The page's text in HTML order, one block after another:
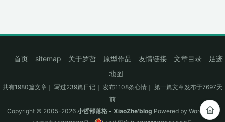
首页 sitemap 关于罗哲 原型作品 友情链接 文章目录
足迹
地图
共有1980篇文章｜ 写过239篇日记｜ 发布1108条心情｜ 第一篇文章发布于7697天
前
Copyright © 2005-2026 小哲部落格 - XiaoZhe'blog Powered by WordPress